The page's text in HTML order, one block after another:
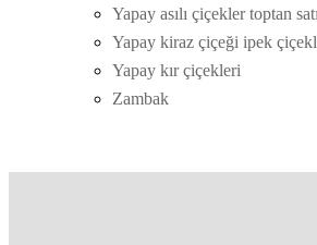
Yapay asılı çiçekler toptan
Yapay kiraz çiçeği ipek
Yapay kır çiçekleri
Zambak